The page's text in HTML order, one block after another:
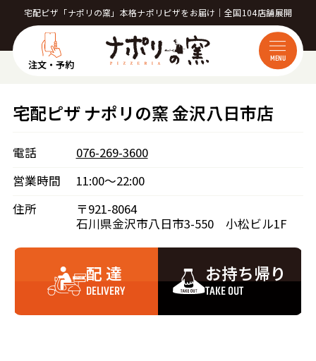
宅配ピザ「ナポリの窯」本格ナポリピザをお届け｜全国104店舗展開
注文・予約 MENU
宅配ピザ ナポリの窯 金沢八日市店
電話
076-269-3600
営業時間
11:00～22:00
住所
〒921-8064
石川県金沢市八日市3-550 小松ビル1F
配 達
DELIVERY
お持ち帰り
TAKE OUT